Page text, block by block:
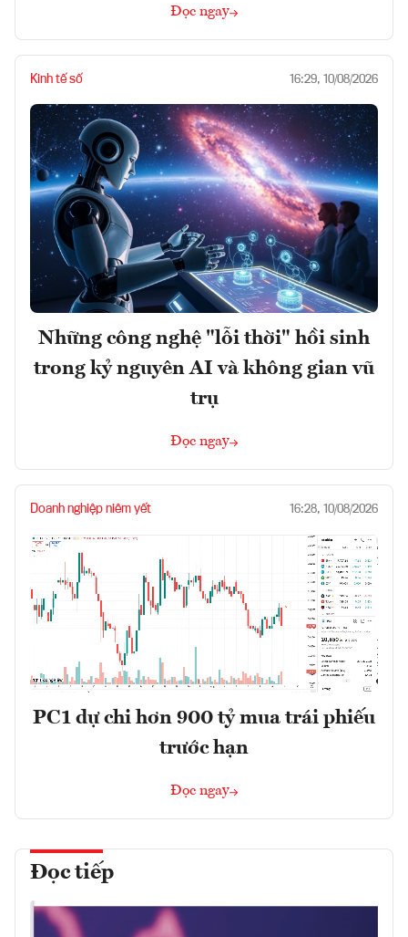
Đọc ngay
Kinh tế số 16:29, 10/08/2026
Những công nghệ "lỗi thời" hồi sinh
trong kỷ nguyên AI và không gian vũ
trụ
Đọc ngay
Doanh nghiệp niêm yết 16:28, 10/08/2026
PC1 dự chi hơn 900 tỷ mua trái phiếu
trước hạn
Đọc ngay
Đọc tiếp